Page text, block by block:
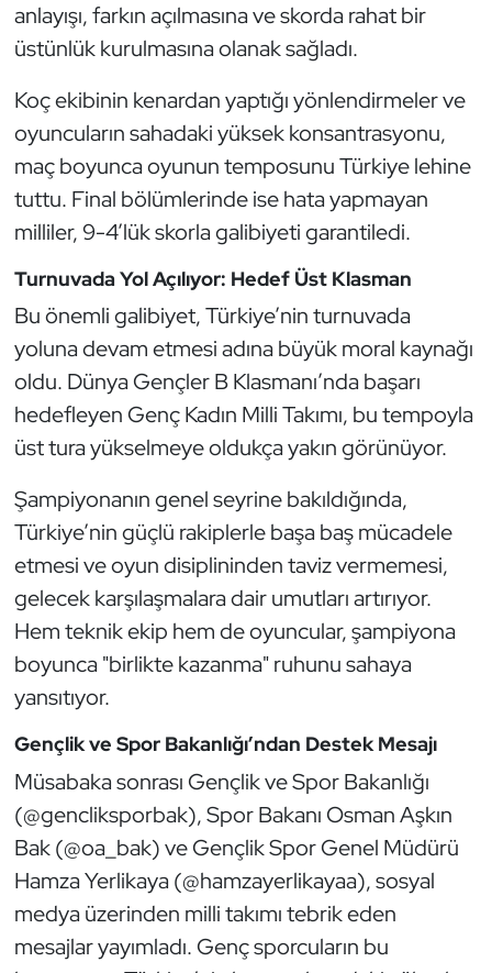
anlayışı, farkın açılmasına ve skorda rahat bir
üstünlük kurulmasına olanak sağladı.
Koç ekibinin kenardan yaptığı yönlendirmeler ve
oyuncuların sahadaki yüksek konsantrasyonu,
maç boyunca oyunun temposunu Türkiye lehine
tuttu. Final bölümlerinde ise hata yapmayan
milliler, 9-4’lük skorla galibiyeti garantiledi.
Turnuvada Yol Açılıyor: Hedef Üst Klasman
Bu önemli galibiyet, Türkiye’nin turnuvada
yoluna devam etmesi adına büyük moral kaynağı
oldu. Dünya Gençler B Klasmanı’nda başarı
hedefleyen Genç Kadın Milli Takımı, bu tempoyla
üst tura yükselmeye oldukça yakın görünüyor.
Şampiyonanın genel seyrine bakıldığında,
Türkiye’nin güçlü rakiplerle başa baş mücadele
etmesi ve oyun disiplininden taviz vermemesi,
gelecek karşılaşmalara dair umutları artırıyor.
Hem teknik ekip hem de oyuncular, şampiyona
boyunca "birlikte kazanma" ruhunu sahaya
yansıtıyor.
Gençlik ve Spor Bakanlığı’ndan Destek Mesajı
Müsabaka sonrası Gençlik ve Spor Bakanlığı
(@gencliksporbak), Spor Bakanı Osman Aşkın
Bak (@oa_bak) ve Gençlik Spor Genel Müdürü
Hamza Yerlikaya (@hamzayerlikayaa), sosyal
medya üzerinden milli takımı tebrik eden
mesajlar yayımladı. Genç sporcuların bu
Kempo
Kick Boks
Kürek
Masa Tenisi
Modern Pentatlon
Motor Sporları
Muay Thai
Okçuluk
Optimist
Oryantiring
Özel Sporcular
Paralimpik
Ragbi
Satranç
Su Topu
Sualtı Sporları
Tekvando
Tenis